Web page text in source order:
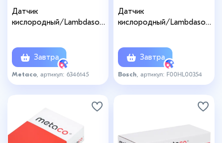
Датчик
кислородный/Lambdasond
Завтра
Metaco , артикул: 6346145
Датчик
кислородный/Lambdasond
Завтра
Bosch , артикул: F00HL00354